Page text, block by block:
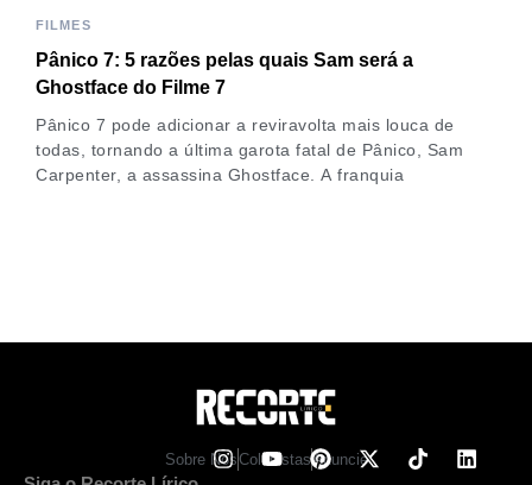
FILMES
Pânico 7: 5 razões pelas quais Sam será a
Ghostface do Filme 7
Pânico 7 pode adicionar a reviravolta mais louca de
todas, tornando a última garota fatal de Pânico, Sam
Carpenter, a assassina Ghostface. A franquia
Sobre NosColunistasAnuncie